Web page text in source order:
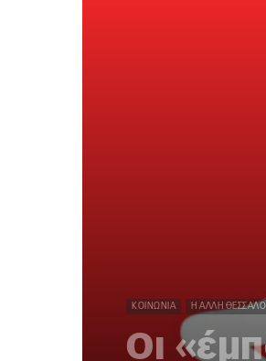
ΚΟΙΝΩΝΊΑ Η ΆΛΛΗ
Οι